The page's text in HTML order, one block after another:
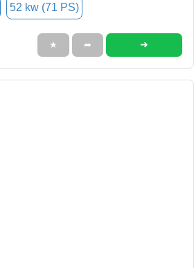
52 kw (71 PS)
★ ➦ ➜